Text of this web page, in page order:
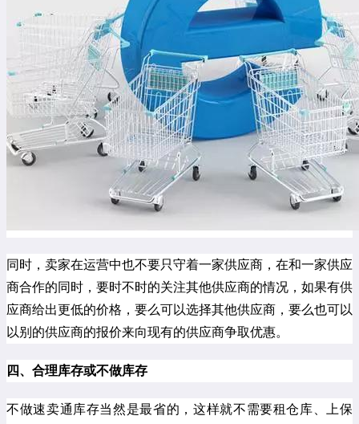
同时，卖家在运营中也不要只守着一家供应商，在和一家供应
商合作的同时，要时不时的关注其他供应商的情况，如果有供
应商给出更低的价格，要么可以选择其他供应商，要么也可以
以别的供应商的报价来向现有的供应商争取优惠。
四、合理库存或不做库存
不做速卖通库存当然是最省的，这样就不需要租仓库、上保